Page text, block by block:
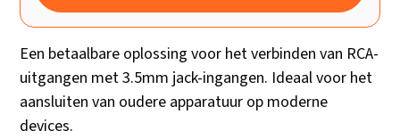
Een betaalbare oplossing voor het verbinden van RCA-
uitgangen met 3.5mm jack-ingangen. Ideaal voor het
aansluiten van oudere apparatuur op moderne
devices.